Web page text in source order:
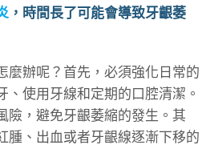
，時間長了可能會導致牙齦萎
麼辦呢？首先，必須強化日常的
、使用牙線和定期的口腔清潔。
險，避免牙齦萎縮的發生。其
腫、出血或者牙齦線逐漸下移的